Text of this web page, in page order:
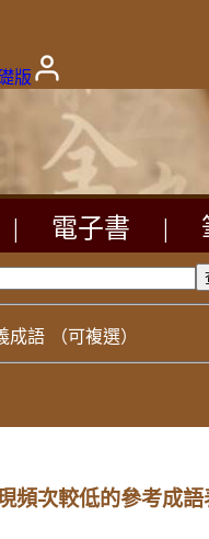
版
電子書
成語 （可複選）
頻次較低的參考成語